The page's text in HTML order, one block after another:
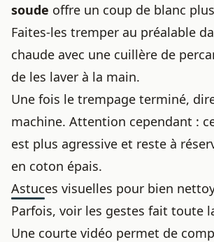
soude offre un coup de blanc
Faites-les tremper au préalable
chaude avec une cuillère de
de les laver à la main.
Une fois le trempage terminé,
machine. Attention cependant :
est plus agressive et reste à
en coton épais.
Astuces visuelles pour bien
Parfois, voir les gestes fait toute
Une courte vidéo permet de